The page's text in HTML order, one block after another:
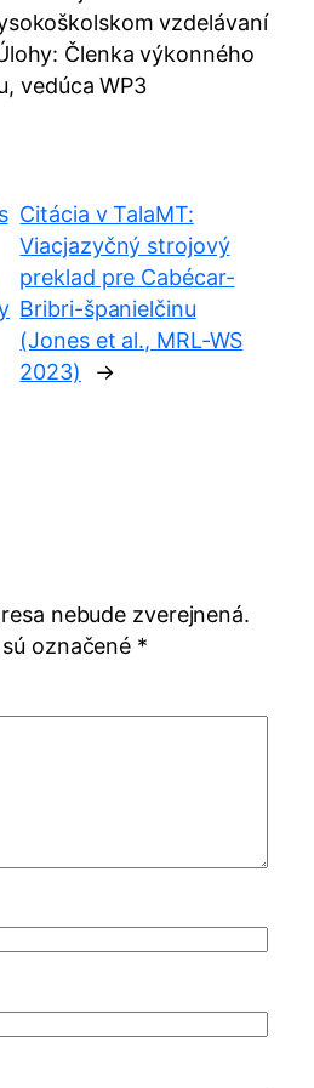
vzdelávaní
Členka výkonného
vedúca WP3
Citácia v TalaMT:
Viacjazyčný strojový
preklad pre Cabécar-
Bribri-španielčinu
(Jones et al., MRL-WS
2023)
→
nebude zverejnená.
označené *